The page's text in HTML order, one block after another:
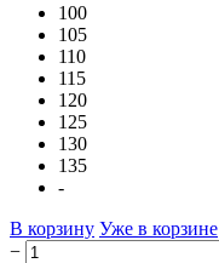
100
105
110
115
120
125
130
135
-
В корзину Уже в корзине
−